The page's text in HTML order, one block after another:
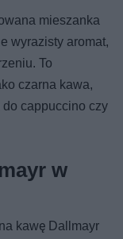
mieszanka
wyrazisty aromat,
To
czarna kawa,
cappuccino czy
w
kawę Dallmayr